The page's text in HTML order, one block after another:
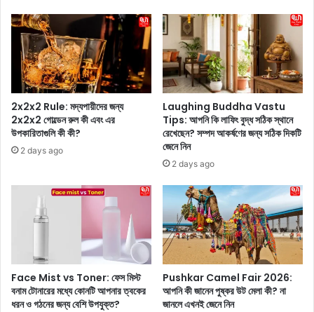
নো
র
কী
?
বি
স্তা
2x2x2 Rule: মদ্যপায়ীদের জন্য
2x2x2 গোল্ডেন রুল কী এবং এর
উপকারিতাগুলি কী কী?
2 days ago
Laughing Buddha Vastu
Tips: আপনি কি লাফিং বুদ্ধ সঠিক স্থানে
রেখেছেন? সম্পদ আকর্ষণের জন্য সঠিক দিকটি
জেনে নিন
2 days ago
Face Mist vs Toner: ফেস মিস্ট
বনাম টোনারের মধ্যে কোনটি আপনার ত্বকের
ধরন ও গঠনের জন্য বেশি উপযুক্ত?
Pushkar Camel Fair 2026:
আপনি কী জানেন পুষ্কর উট মেলা কী? না
জানলে এখনই জেনে নিন